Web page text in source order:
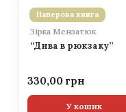
Паперова книга
Зірка Мензатюк
“Дива в рюкзаку”
330,00
У кошик